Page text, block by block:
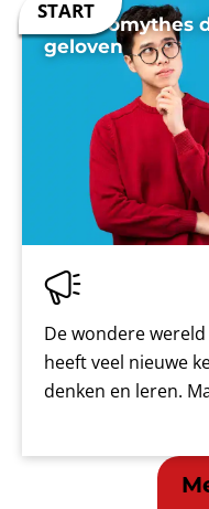
7 neuromythes
geloven
De wondere
heeft veel nieuwe
denken en leren.